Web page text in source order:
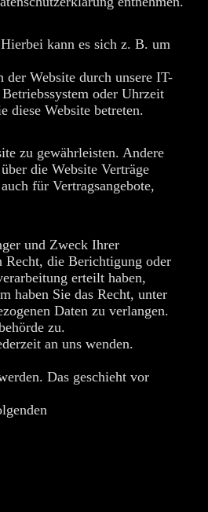
kann es sich z. B. um
Website durch unsere IT-
oder Uhrzeit
diese Website betreten.
zu gewährleisten. Andere
die Website Verträge
für Vertragsangebote,
und Zweck Ihrer
Recht, die Berichtigung oder
erteilt haben,
haben Sie das Recht, unter
Daten zu verlangen.
zu.
an uns wenden.
Das geschieht vor